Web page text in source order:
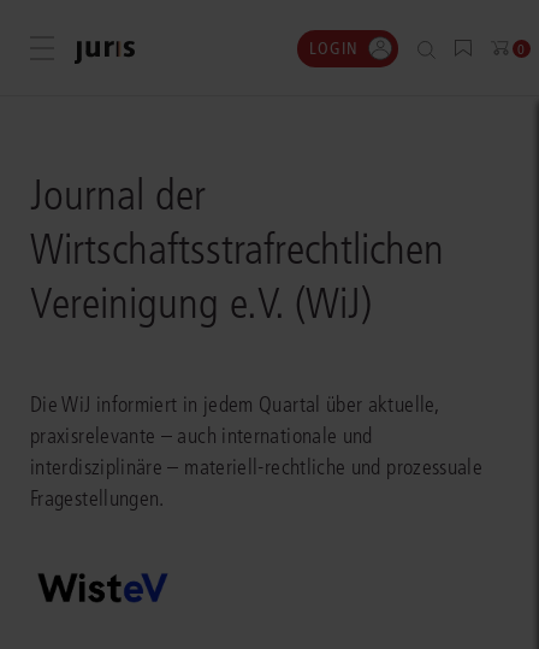
Menü öffnen LOGIN 0
Journal der
Wirtschaftsstrafrechtlichen
Vereinigung e.V. (WiJ)
Die WiJ informiert in jedem Quartal über aktuelle,
praxisrelevante – auch internationale und
interdisziplinäre – materiell-rechtliche und prozessuale
Fragestellungen.